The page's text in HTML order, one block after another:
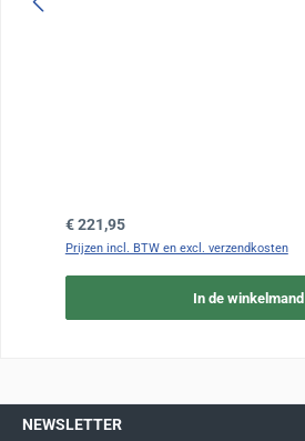
Normale prijs:
€ 221,95
Prijzen incl. BTW en excl. verzendkosten
In de winkelmand
NEWSLETTER